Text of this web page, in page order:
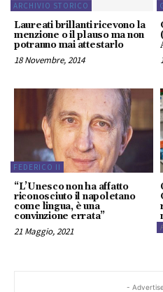
ARCHIVIO STORICO
Laureati brillanti ricevono la
menzione o il plauso ma non
potranno mai attestarlo
18 Novembre, 2014
FEDERICO II
“L’Unesco non ha affatto
riconosciuto il napoletano
come lingua, è una
convinzione errata”
21 Maggio, 2021
-